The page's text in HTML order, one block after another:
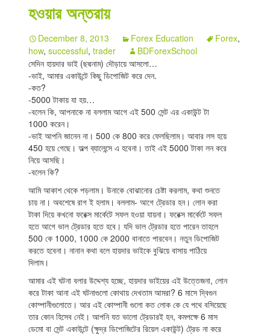
হওয়ার অন্তরায়
December 8, 2013 Forex Education Forex,
how,successful,trader
BDForexSchool
সেদিন হায়দার ভাই (ছদ্মনাম) দৌড়ায়ে আসলো…
-ভাই, আমার একাউন্টে কিছু ডিপোজিট করে দেন.
-কত?
-5000 টাকায় যা হয়…
-বলেন কি, আপনাকে না বললাম আগে এই 500 সেন্ট এর একাউন্ট টা
1000 করেন।
-ভাই আপনি জানেন না। 500 কে 800 করে ফেলছিলাম। আবার লস হয়ে
450 হয়ে গেছে। অল্প ব্যালেন্সে এ হবেনা। তাই এই 5000 টাকা লন করে
নিয়ে আসছি।
-বলেন কি?
আমি আকাশ থেকে পড়লাম। উনাকে বোঝানোর চেষ্টা করলাম, কথা শুনতে
চায় না। অবশেষে রাগ ই হলাম। বললাম- আগে ট্রেডার হন। লোন করা
টাকা দিয়ে কখনো ফরেক্স মার্কেটে সফল হওয়া যায়না। ফরেক্স মার্কেটে সফল
হতে আগে ভাল ট্রেডার হতে হবে। যদি ভাল ট্রেডার হতে পারেন তাহলে
500 কে 1000, 1000 কে 2000 বানাতে পারবেন। নতুন ডিপোজিট
করতে হবেনা। নানান কথা বলে হায়দার ভাইকে বুঝিয়ে বাসায় পাঠিয়ে
দিলাম।
আমার এই ঘটনা বলার উদ্দেশ্য হচ্ছে, হায়দার ভাইয়ের এই উত্তেজনা, লোন
করে টাকা আনা এই ঘটনাগুলো কোথায় দেখতাম আমরা? 6 মাসে দ্বিগুন
কোম্পানীগুলোতে। আর এই কোম্পানী গুলো কত লোক কে যে পথে বসিয়েছে
তার কোন হিসেব নেই। আপনি যত ভালো ট্রেডারই হন, কমপক্ষে 6 মাস
ডেমো বা সেন্ট একাউন্টে (ক্ষুদ্র ডিপোজিটের রিয়েল একাউন্ট) ট্রেড না করে